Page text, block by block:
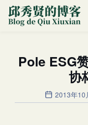
Pole ESG
协
2013年10